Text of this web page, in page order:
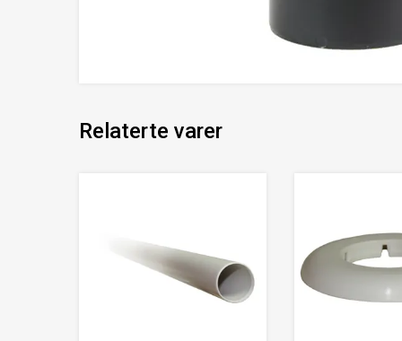
Relaterte varer